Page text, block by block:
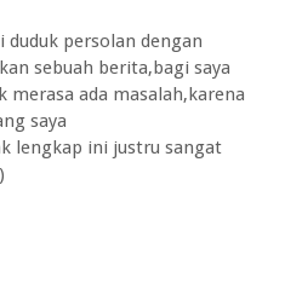
duduk persolan dengan
sebuah berita,bagi saya
merasa ada masalah,karena
saya
lengkap ini justru sangat